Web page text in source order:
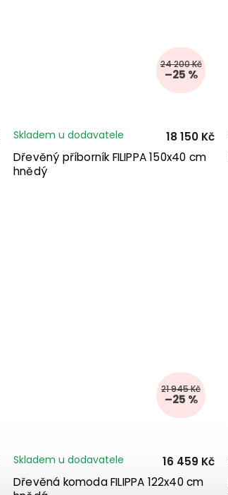
24 200 Kč
–25 %
Dřevěný příborník FILIPPA 150x40 cm
hnědý
Skladem u dodavatele 18 150 Kč
21 945 Kč
–25 %
Dřevěná komoda FILIPPA 122x40 cm
Skladem u dodavatele 16 459 Kč